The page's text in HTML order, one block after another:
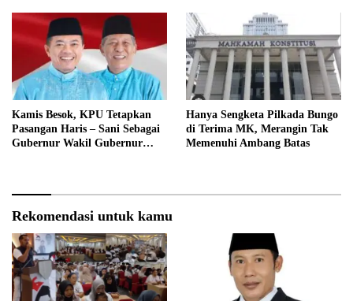
Kamis Besok, KPU Tetapkan
Pasangan Haris – Sani Sebagai
Gubernur Wakil Gubernur
Hanya Sengketa Pilkada Bungo
di Terima MK, Merangin Tak
Memenuhi Ambang Batas
Rekomendasi untuk kamu